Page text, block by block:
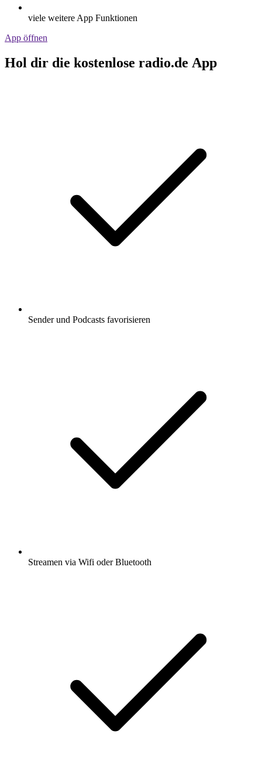
viele weitere App Funktionen
App öffnen
Hol dir die kostenlose radio.de App
Sender und Podcasts favorisieren
Streamen via Wifi oder Bluetooth